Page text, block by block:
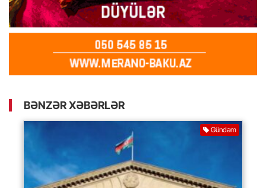
BƏNZƏR XƏBƏRLƏR
Gündəm